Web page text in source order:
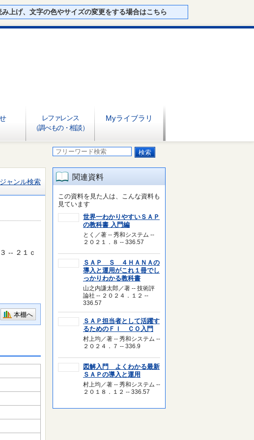
み上げ、文字の色やサイズの変更をする場合はこちら
レファレンス
（調べもの・相談）
Myライブラリ
ジャンル検索
-- ２１ｃ
本棚へ
関連資料
この資料を見た人は、こんな資料も
見ています
世界一わかりやすいＳＡＰ
の教科書 入門編
とく／著 -- 秀和システム --
２０２１．８ -- 336.57
ＳＡＰ Ｓ ４ＨＡＮＡの
導入と運用がこれ１冊でし
っかりわかる教科書
山之内謙太郎／著 -- 技術評
論社 -- ２０２４．１２ --
336.57
ＳＡＰ担当者として活躍す
るためのＦＩ ＣＯ入門
村上均／著 -- 秀和システム --
２０２４．７ -- 336.9
図解入門 よくわかる最新
ＳＡＰの導入と運用
村上均／著 -- 秀和システム --
２０１８．１２ -- 336.57